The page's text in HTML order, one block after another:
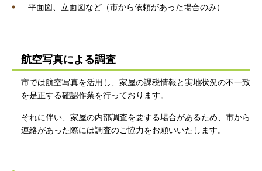
平面図、立面図など（市から依頼があった場合のみ）
航空写真による調査
市では航空写真を活用し、家屋の課税情報と実地状況の不一致
を是正する確認作業を行っております。
それに伴い、家屋の内部調査を要する場合があるため、市から
連絡があった際には調査のご協力をお願いいたします。